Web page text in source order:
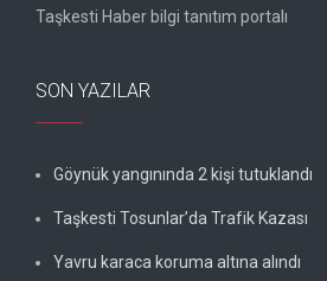
Taşkesti Haber bilgi tanıtım portalı
SON YAZILAR
Göynük yangınında 2 kişi tutuklandı
Taşkesti Tosunlar’da Trafik Kazası
Yavru karaca koruma altına alındı